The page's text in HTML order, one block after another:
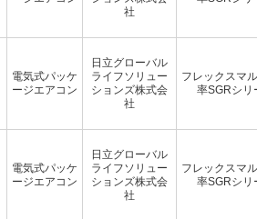
社
電気式パッケ
ージエアコン
日立グローバル
ライフソリュー
ションズ株式会
社
フレックスマ
率SGRシリ
電気式パッケ
ージエアコン
日立グローバル
ライフソリュー
ションズ株式会
社
フレックスマ
率SGRシリ